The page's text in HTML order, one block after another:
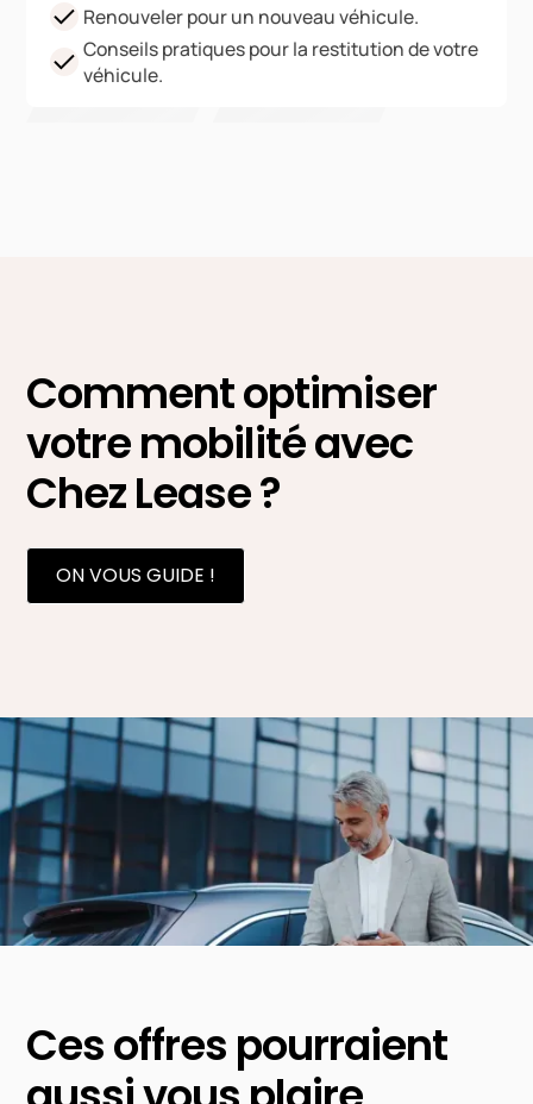
Renouveler pour un nouveau véhicule.
Conseils pratiques pour la restitution de votre
véhicule.
Comment optimiser
votre mobilité avec
Chez Lease ?
ON VOUS GUIDE !
Ces offres pourraient